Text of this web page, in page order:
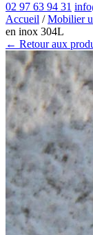
02 97 63 94 31
Accueil /Mobilier
en inox 304L
← Retour aux